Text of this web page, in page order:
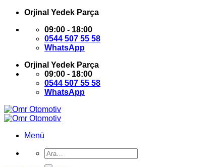
İçeriğeOrjinal Yedek Parça
09:00 - 18:00
0544 507 55 58
WhatsApp
Orjinal Yedek Parça
09:00 - 18:00
0544 507 55 58
WhatsApp
Menü
Ara: